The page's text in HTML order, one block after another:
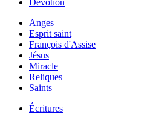
Dévotion
Anges
Esprit saint
François d'Assise
Jésus
Miracle
Reliques
Saints
Écritures